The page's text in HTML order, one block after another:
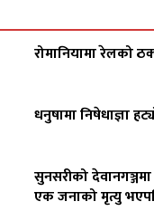
रोमानियामा रेलको
धनुषामा निषेधाज्ञा
सुनसरीको
एक जनाको मृत्यु